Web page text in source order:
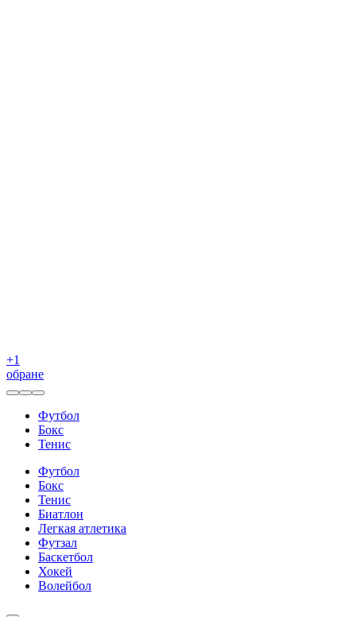
+1
обране
Футбол
Бокс
Тенис
Футбол
Бокс
Тенис
Биатлон
Легкая атлетика
Футзал
Баскетбол
Хокей
Волейбол